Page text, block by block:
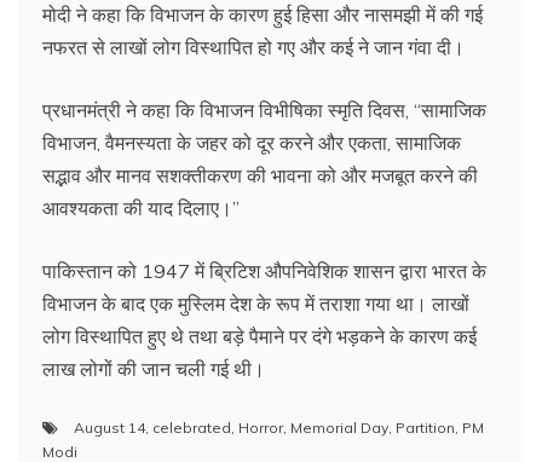
मोदी ने कहा कि विभाजन के कारण हुई हिसा और नासमझी में की गई
नफरत से लाखों लोग विस्थापित हो गए और कई ने जान गंवा दी।
प्रधानमंत्री ने कहा कि विभाजन विभीषिका स्मृति दिवस, “सामाजिक
विभाजन, वैमनस्यता के जहर को दूर करने और एकता, सामाजिक
सद्भाव और मानव सशक्तीकरण की भावना को और मजबूत करने की
आवश्यकता की याद दिलाए।”
पाकिस्तान को 1947 में ब्रिटिश औपनिवेशिक शासन द्वारा भारत के
विभाजन के बाद एक मुस्लिम देश के रूप में तराशा गया था। लाखों
लोग विस्थापित हुए थे तथा बड़े पैमाने पर दंगे भड़कने के कारण कई
लाख लोगों की जान चली गई थी।
August 14, celebrated Horror, Memorial Day Partition PM
Modi